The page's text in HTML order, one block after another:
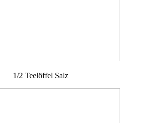
1/2 Teelöffel Salz